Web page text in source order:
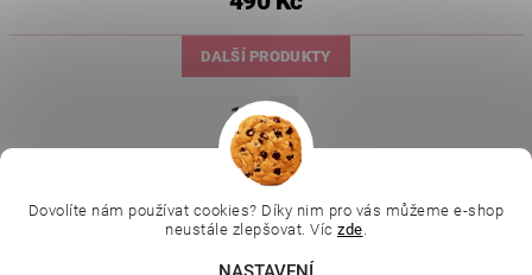
DALŠÍ PRODUKTY
1 2
L.C.P. Paris |
Online kosmetické kurzy | Kozmetickyobchod.sk
Dovolíte nám používat cookies? Díky nim pro vás můžeme e-shop
neustále zlepšovat. Víc zde.